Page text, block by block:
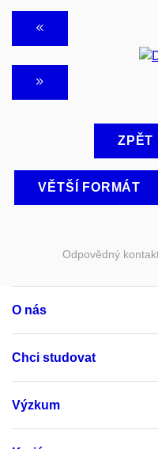
ZPĚT
VĚTŠÍ FORMÁT
Odpovědný
O nás
Chci studovat
Výzkum